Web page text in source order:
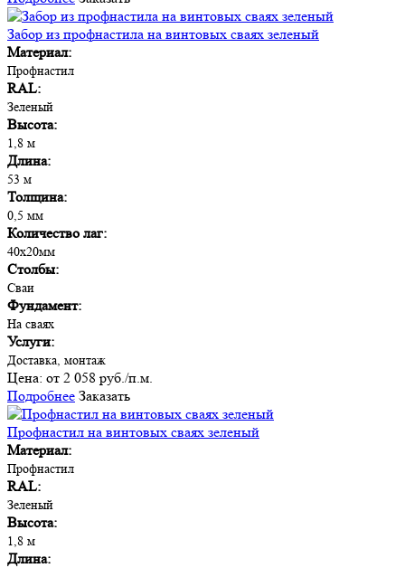
Забор из профнастила на винтовых сваях зеленый
Материал:
Профнастил
RAL:
Зеленый
Высота:
1,8 м
Длина:
53 м
Толщина:
0,5 мм
Количество лаг:
40х20мм
Столбы:
Сваи
Фундамент:
На сваях
Услуги:
Доставка, монтаж
Цена: от 2 058 руб./п.м.
Подробнее Заказать
Профнастил на винтовых сваях зеленый
Материал:
Профнастил
RAL:
Зеленый
Высота:
1,8 м
Длина: